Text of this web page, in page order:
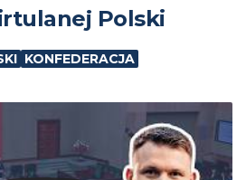
Polski
KONFEDERACJA